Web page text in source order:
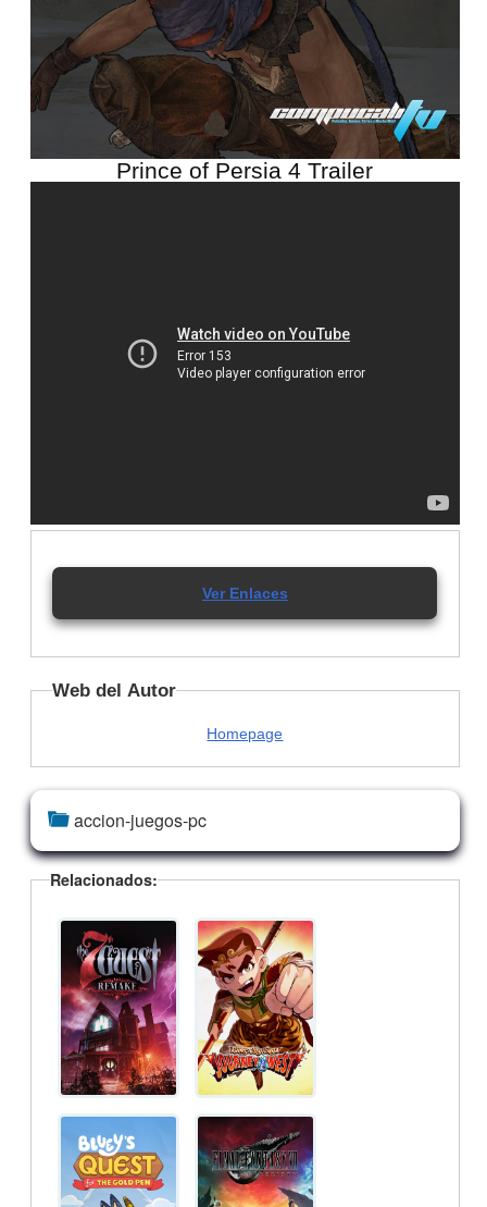
Prince of Persia 4 Trailer
Ver Enlaces
Web del Autor
Homepage
accion-juegos-pc
Relacionados: